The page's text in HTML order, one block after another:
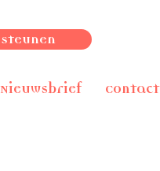
Steunen
Nieuwsbrief Contact